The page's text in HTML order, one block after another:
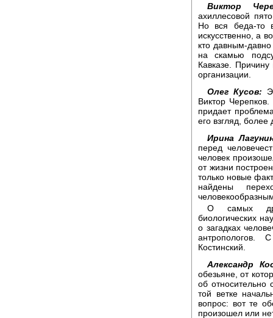
Виктор
ахиллесовой
Но вся беда-то
искусственно, а
кто давным-
на скамью
Кавказе.
организации.
Олег Кусов:
Виктор
придает
его взгляд, более
Ирина
перед
человек
от жизни
только новые
найдены
О самых
биологических
о загадках
антропологов.
Костинский.
Александр
обезьяне, от
об относительно
той ветке
вопрос: вот те
произошел или